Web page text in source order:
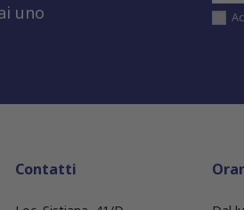
uno
Contatti